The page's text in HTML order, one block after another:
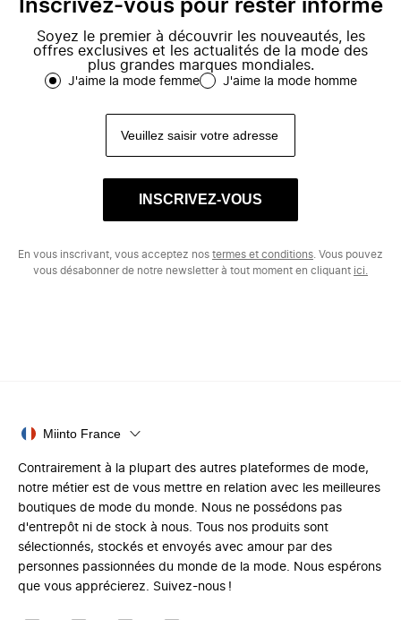
Inscrivez-vous pour rester informé
Soyez le premier à découvrir les nouveautés, les
offres exclusives et les actualités de la mode des
plus grandes marques mondiales.
J'aime la mode femme J'aime la mode homme
INSCRIVEZ-VOUS
En vous inscrivant, vous acceptez nos termes et conditions . Vous pouvez
vous désabonner de notre newsletter à tout moment en cliquant ici.
Miinto France
Contrairement à la plupart des autres plateformes de mode,
notre métier est de vous mettre en relation avec les meilleures
boutiques de mode du monde. Nous ne possédons pas
d'entrepôt ni de stock à nous. Tous nos produits sont
sélectionnés, stockés et envoyés avec amour par des
personnes passionnées du monde de la mode. Nous espérons
que vous apprécierez. Suivez-nous !